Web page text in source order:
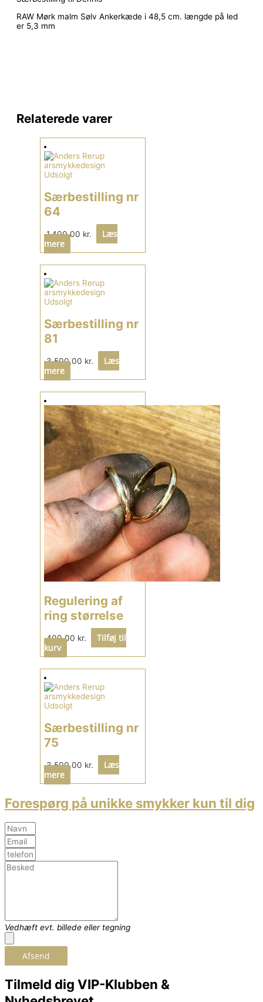
RAW Mørk malm Sølv Ankerkæde i 48,5 cm. længde på led
er 5,3 mm
Relaterede varer
Udsolgt
Særbestilling nr
64
1.400,00 kr.
Læs
mere
Udsolgt
Særbestilling nr
81
3.500,00 kr.
Læs
mere
Regulering af
ring størrelse
400,00 kr.
Tilføj til
kurv
Udsolgt
Særbestilling nr
75
3.500,00 kr.
Læs
mere
Forespørg på unikke smykker kun til dig
Vedhæft evt. billede eller tegning
Afsend
Tilmeld dig VIP-Klubben &